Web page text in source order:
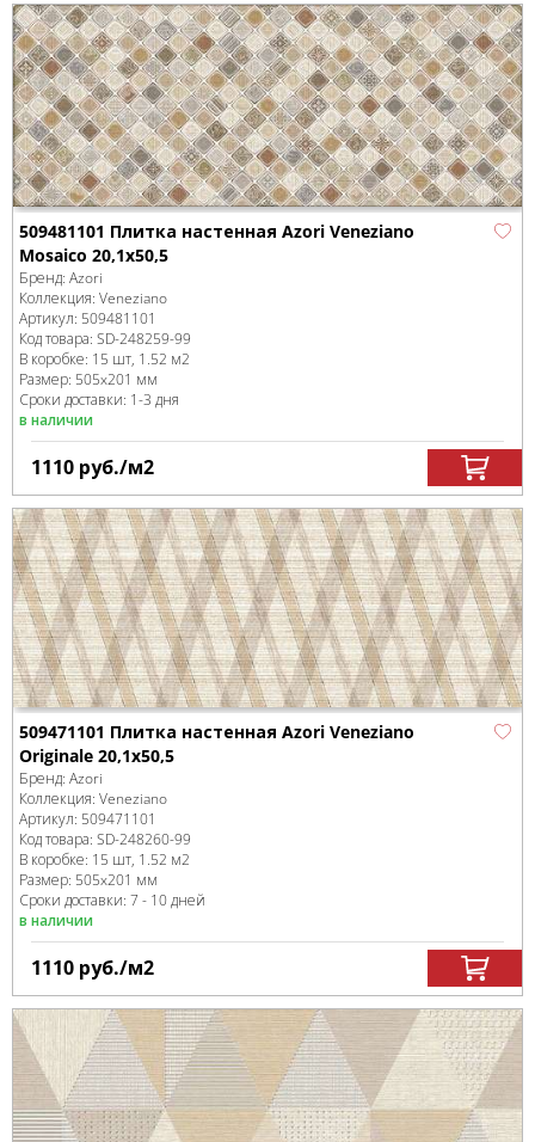
509481101 Плитка настенная Azori Veneziano
Mosaico 20,1x50,5
Бренд: Azori
Коллекция: Veneziano
Артикул: 509481101
Код товара: SD-248259-99
В коробке: 15 шт, 1.52 м2
Размер: 505x201 мм
Сроки доставки: 1-3 дня
в наличии
1110 руб./м2
509471101 Плитка настенная Azori Veneziano
Originale 20,1x50,5
Бренд: Azori
Коллекция: Veneziano
Артикул: 509471101
Код товара: SD-248260-99
В коробке: 15 шт, 1.52 м2
Размер: 505x201 мм
Сроки доставки: 7 - 10 дней
в наличии
1110 руб./м2